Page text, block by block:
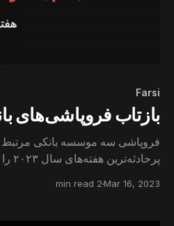
Farsi
بازتاب فروپاشی‌های
فروپاشی سه موسسه بانکی مرتبط
اتریوم را بهترین گزینه موجود
Mar 16, 2023
2 min read